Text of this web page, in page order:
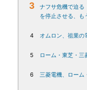
3
ナフサ危機で迫
を停止させる、も
4 オムロン、祖業
5 ローム・東芝・
6 三菱電機、ローム